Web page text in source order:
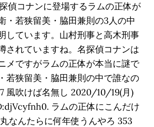
偵コナンに登場するラムの正体が
・若狭留美・脇田兼則の3人の中
しています。山村刑事と高木刑事
されていますね。名探偵コナンは
メですがラムの正体が本当に謎で
若狭留美・脇田兼則の中で誰なの
風吹けば名無し 2020/10/19(月)
ラムの正体にこんだけ
なんたらに何年使うんやろ 353